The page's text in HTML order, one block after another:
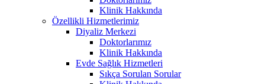
Klinik Hakkında
Özellikli Hizmetlerimiz
Diyaliz Merkezi
Doktorlarımız
Klinik Hakkında
Evde Sağlık Hizmetleri
Sıkça Sorulan Sorular